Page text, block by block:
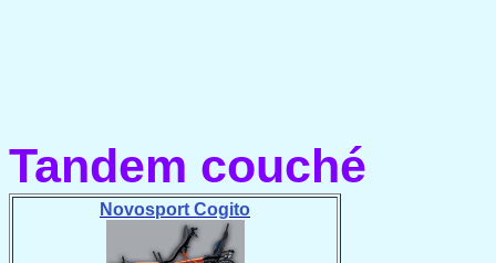
Tandem couché
Novosport Cogito